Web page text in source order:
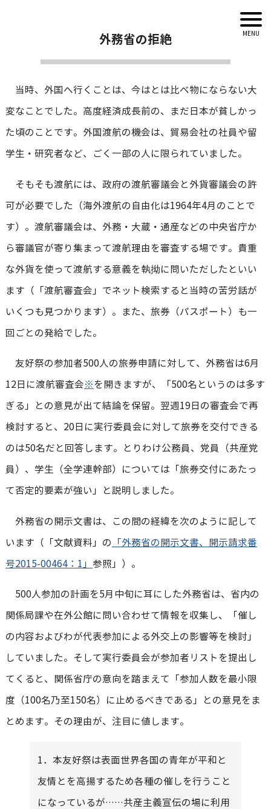
外務省の拒絶
当時、外国へ行くことは、今はとは比べ物にならない大
変なことでした。高度経済成長前の、まだ日本が貧しかっ
た頃のことです。外国渡航の機会は、貿易会社の社員や留
学生・研究者など、ごく一部の人に限られていました。
そもそも渡航には、政府の渡航審議会と外貨審議会の許
可が必要でした（海外渡航の自由化は1964年4月のことで
す）。渡航審議会は、外務・大蔵・通産などの中央省庁か
ら審議官が寄り集まって渡航理由を審査する場です。貴重
な外貨を使って渡航する意義を執拗に問いただしたといい
ます（「渡航審査会」でネット検索すると当時の苦労話が
いくつも見つかります）。また、旅券（パスポート）も一
回ごとの発給でした。
友好祭の参加者500人の旅券申請に対して、外務省は6月
12日に渡航審査会※ を開きますが、「500名というのは多す
ぎる」との意見が出て結論を保留。翌週19日の審査会で再
検討すると、20日に実行委員会に対して旅券を交付できる
のは50名だと回答します。とりわけ公務員、党員（共産党
員）、学生（全学連幹部）については「旅券交付にあたっ
て否定的要素が強い」と説明しました。
外務省の開示文書は、この間の経緯を次のように記して
います（「文献資料」の
「外務省の開示文書、開示請求番
号2015-00464：1」 参照」）。
500人参加の計画を5月中旬に耳にした外務省は、省内の
関係局課や在外公館に問い合わせて情報を収集し、「催し
の内容およびわが代表参加による外交上の影響等を検討」
していました。そして実行委員会が参加者リストを提出し
てくると、関係省庁の意向を踏まえて「参加人数を最小限
度（100名乃至150名）に止めるべきである」との意見をま
とめます。その理由が、注目に値します。
1．本友好祭は表面世界各国の青年が平和と
友情とを高揚するため各種の催しを行うこと
になっているが……共産主義宣伝の場に利用